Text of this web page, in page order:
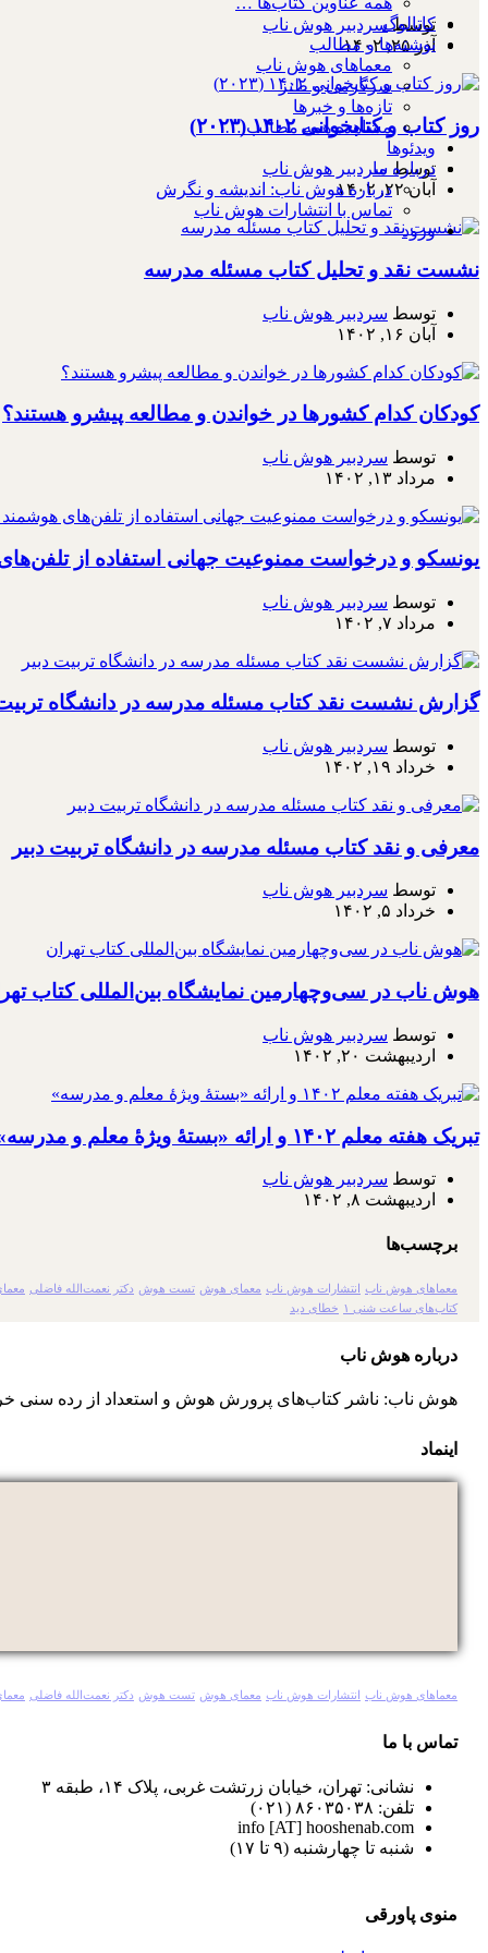
کاتالوگ
نوشته‌ها و مطالب
معماهای هوش ناب
سرگرمی و طنز
تازه‌ها و خبرها
مشاهده همه مطالب …
ویدئوها
درباره ما
درباره هوش ناب: اندیشه و نگرش
تماس با انتشارات هوش ناب
ورود
توسطسردبیر هوش ناب
آذر ۲۵, ۱۴۰۲
روز کتاب و کتابخوانی ۱۴۰۲ (۲۰۲۳)
توسط سردبیر هوش ناب
آبان ۲۲, ۱۴۰۲
نشست نقد و تحلیل کتاب مسئله مدرسه
توسط سردبیر هوش ناب
آبان ۱۶, ۱۴۰۲
کودکان کدام کشورها در خواندن و مطالعه پیشرو هستند؟
توسط سردبیر هوش ناب
مرداد ۱۳, ۱۴۰۲
یونسکو و درخواست ممنوعیت جهانی استفاده از
توسط سردبیر هوش ناب
مرداد ۷, ۱۴۰۲
گزارش نشست نقد کتاب مسئله مدرسه در دانشگاه تربیت
توسط سردبیر هوش ناب
خرداد ۱۹, ۱۴۰۲
معرفی و نقد کتاب مسئله مدرسه در دانشگاه تربیت دبیر
توسط سردبیر هوش ناب
خرداد ۵, ۱۴۰۲
هوش ناب در سی‌وچهارمین نمایشگاه بین‌المللی کتاب
توسط سردبیر هوش ناب
اردیبهشت ۲۰, ۱۴۰۲
تبریک هفته معلم ۱۴۰۲ و ارائه «بستۀ ویژۀ معلم و مدرسه»
توسط سردبیر هوش ناب
اردیبهشت ۸, ۱۴۰۲
برچسب‌ها
معماهای هوش ناب انتشارات هوش ناب معمای هوش تست هوش دکتر نعمت‌الله فاضلی
کتاب‌های ساعت شنی ۱
خطای دید
درباره هوش ناب
هوش ناب: ناشر کتاب‌های پرورش هوش و استعداد از رده سنی
اینماد
معماهای هوش ناب انتشارات هوش ناب معمای هوش تست هوش دکتر نعمت‌الله فاضلی
تماس با ما
نشانی: تهران، خیابان زرتشت غربی، پلاک ۱۴، طبقه ۳
تلفن: ۸۶۰۳۵۰۳۸ (۰۲۱)
info [AT] hooshenab.com
شنبه تا چهارشنبه (۹ تا ۱۷)
منوی پاورقی